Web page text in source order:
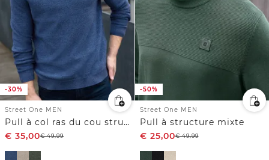
-30%
Street One MEN
Pull à col ras du cou structuré
€ 35,00€49,99
-50%
Street One MEN
Pull à structure mixte
€ 25,00€49,99